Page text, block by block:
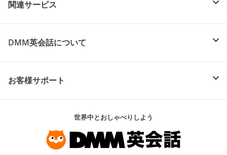
関連サービス
DMM英会話について
お客様サポート
世界中とおしゃべりしよう